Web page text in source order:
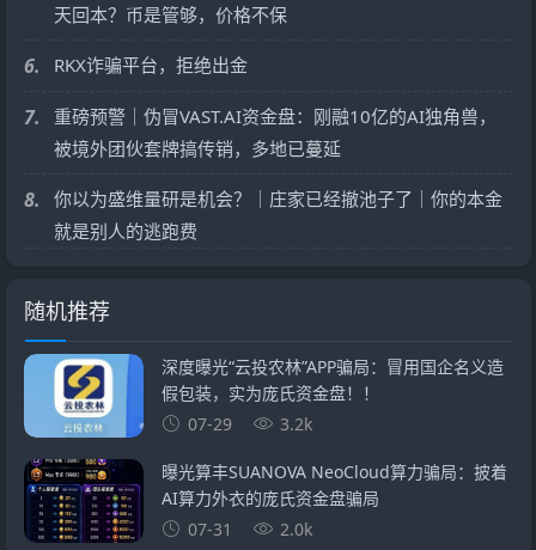
天回本？币是管够，价格不保
6. RKX诈骗平台，拒绝出金
7.
重磅预警｜伪冒VAST.AI资金盘：刚融10亿的AI独角兽，
被境外团伙套牌搞传销，多地已蔓延
8.
你以为盛维量研是机会？｜庄家已经撤池子了｜你的本金
就是别人的逃跑费
随机推荐
深度曝光“云投农林”APP骗局：冒用国企名义造
假包装，实为庞氏资金盘！！
07-29
3.2k
曝光算丰SUANOVA NeoCloud算力骗局：披着
AI算力外衣的庞氏资金盘骗局
07-31
2.0k